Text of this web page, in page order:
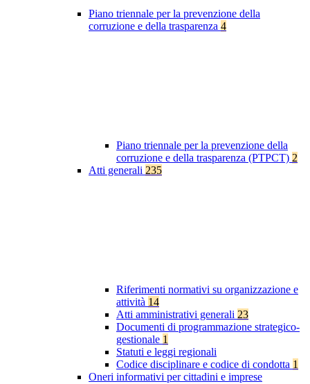
Piano triennale per la prevenzione della
corruzione e della trasparenza 4
Piano triennale per la prevenzione della
corruzione e della trasparenza (PTPCT) 2
Atti generali 235
Riferimenti normativi su organizzazione e
attività 14
Atti amministrativi generali 23
Documenti di programmazione strategico-
gestionale 1
Statuti e leggi regionali
Codice disciplinare e codice di condotta 1
Oneri informativi per cittadini e imprese